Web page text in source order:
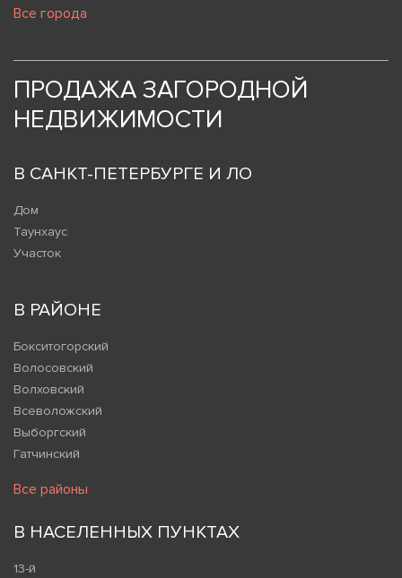
Все города
ПРОДАЖА ЗАГОРОДНОЙ
НЕДВИЖИМОСТИ
В САНКТ-ПЕТЕРБУРГЕ И ЛО
Дом
Таунхаус
Участок
В РАЙОНЕ
Бокситогорский
Волосовский
Волховский
Всеволожский
Выборгский
Гатчинский
Все районы
В НАСЕЛЕННЫХ ПУНКТАХ
13-й